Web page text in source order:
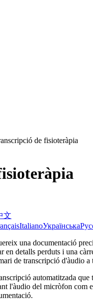
de fisioteràpia
文
ItalianoУкраїнська
una documentació
en detalls perduts i una
de transcripció d'àudio
automatitzada
l'àudio del micròfon com